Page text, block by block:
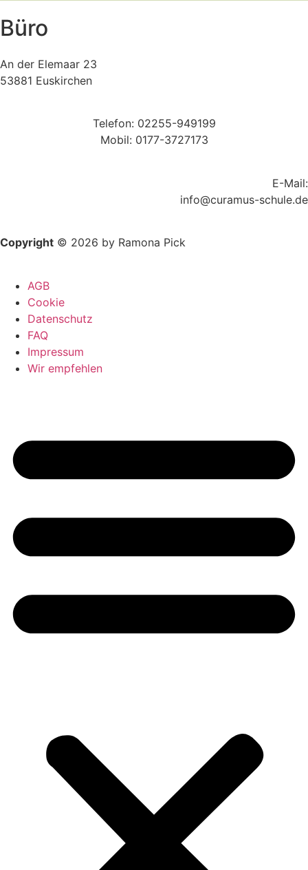
Büro
An der Elemaar 23
53881 Euskirchen
Telefon: 02255-949199
Mobil: 0177-3727173
E-Mail:
info@curamus-schule.de
Copyright © 2026 by Ramona Pick
AGB
Cookie
Datenschutz
FAQ
Impressum
Wir empfehlen